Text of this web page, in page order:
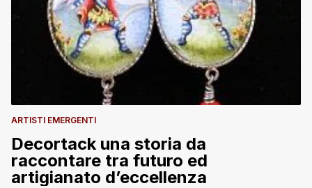
ARTISTI EMERGENTI
Decortack una storia da
raccontare tra futuro ed
artigianato d’eccellenza